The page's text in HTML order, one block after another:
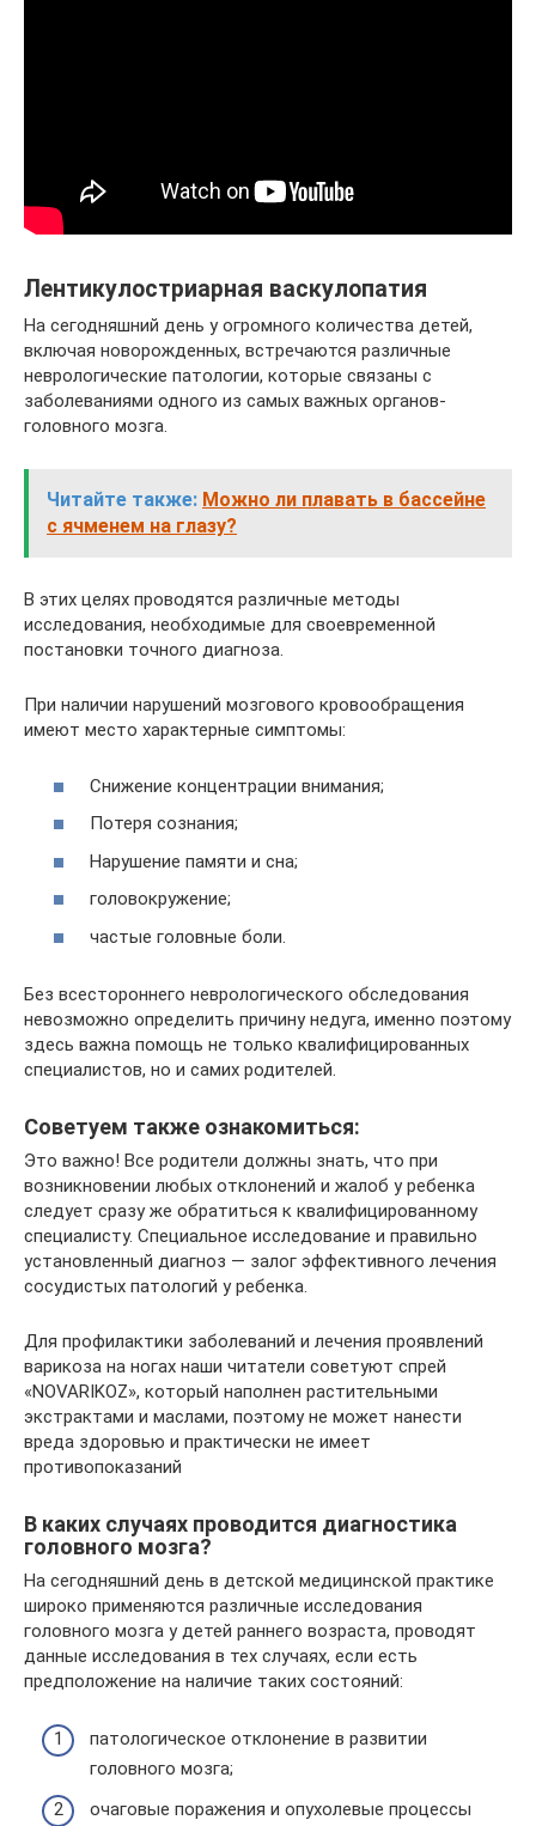
Лентикулостриарная васкулопатия
На сегодняшний день у огромного количества детей,
включая новорожденных, встречаются различные
неврологические патологии, которые связаны с
заболеваниями одного из самых важных органов-
головного мозга.
Читайте также: Можно ли плавать в бассейне
с ячменем на глазу?
В этих целях проводятся различные методы
исследования, необходимые для своевременной
постановки точного диагноза.
При наличии нарушений мозгового кровообращения
имеют место характерные симптомы:
Снижение концентрации внимания;
Потеря сознания;
Нарушение памяти и сна;
головокружение;
частые головные боли.
Без всестороннего неврологического обследования
невозможно определить причину недуга, именно поэтому
здесь важна помощь не только квалифицированных
специалистов, но и самих родителей.
Советуем также ознакомиться:
Это важно! Все родители должны знать, что при
возникновении любых отклонений и жалоб у ребенка
следует сразу же обратиться к квалифицированному
специалисту. Специальное исследование и правильно
установленный диагноз — залог эффективного лечения
сосудистых патологий у ребенка.
Для профилактики заболеваний и лечения проявлений
варикоза на ногах наши читатели советуют спрей
«NOVARIKOZ», который наполнен растительными
экстрактами и маслами, поэтому не может нанести
вреда здоровью и практически не имеет
противопоказаний
В каких случаях проводится диагностика
головного мозга?
На сегодняшний день в детской медицинской практике
широко применяются различные исследования
головного мозга у детей раннего возраста, проводят
данные исследования в тех случаях, если есть
предположение на наличие таких состояний:
патологическое отклонение в развитии
головного мозга;
очаговые поражения и опухолевые процессы